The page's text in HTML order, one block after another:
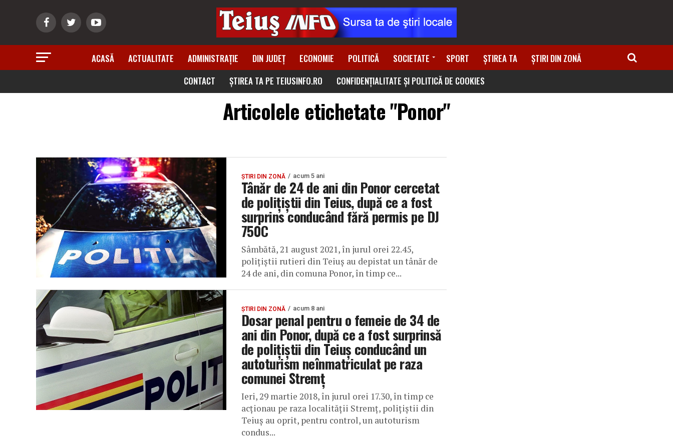
ACASĂ ACTUALITATE ADMINISTRAȚIE DIN JUDEȚ ECONOMIE POLITICĂ SOCIETATE SPORT ȘTIREA TA
ȘTIRI DIN ZONĂ
CONTACT
ȘTIREA TA PE TEIUSINFO.RO CONFIDENȚIALITATE ȘI POLITICĂ DE COOKIES
Articolele etichetate "Ponor"
ȘTIRI DIN ZONĂ acum 5 ani
Tânăr de 24 de ani din Ponor cercetat
de polițiștii din Teius, după ce a fost
surprins conducând fără permis pe DJ
750C
Sâmbătă, 21 august 2021, în jurul orei 22.45,
polițiștii rutieri din Teiuș au depistat un tânăr de
24 de ani, din comuna Ponor, în timp ce...
ȘTIRI DIN ZONĂ acum 8 ani
Dosar penal pentru o femeie de 34 de
ani din Ponor, după ce a fost surprinsă
de polițiștii din Teiuș conducând un
autoturism neînmatriculat pe raza
comunei Stremț
Ieri, 29 martie 2018, în jurul orei 17.30, în timp ce
acţionau pe raza localităţii Stremţ, poliţiştii din
Teiuş au oprit, pentru control, un autoturism
condus...